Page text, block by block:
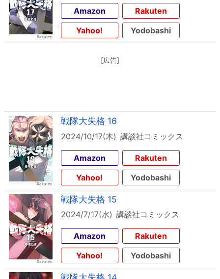
Amazon
Rakuten
Yahoo!
Yodobashi
[広告]
戦隊大失格 16
2024/10/17(木) 講談社コミックス
Amazon
Rakuten
Yahoo!
Yodobashi
戦隊大失格 15
2024/7/17(水) 講談社コミックス
Amazon
Rakuten
Yahoo!
Yodobashi